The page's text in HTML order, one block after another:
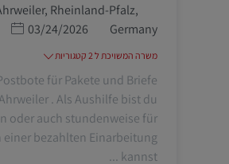
מיקום
Rheinland-Pfalz,
Germany
תאריך פרסום
03/24/2026
משרה המשויכת ל 2 קטגוריות
für Pakete und Briefe
. Als Aushilfe bist du
oder auch stundenweise für
einer bezahlten Einarbeitung
kannst ...